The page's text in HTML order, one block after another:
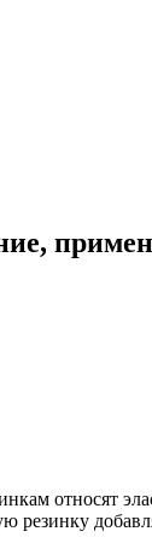
относят
резинку